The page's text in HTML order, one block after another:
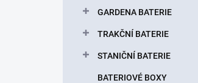
GARDENA BATERIE
TRAKČNÍ BATERIE
STANIČNÍ BATERIE
BATERIOVÉ BOXY